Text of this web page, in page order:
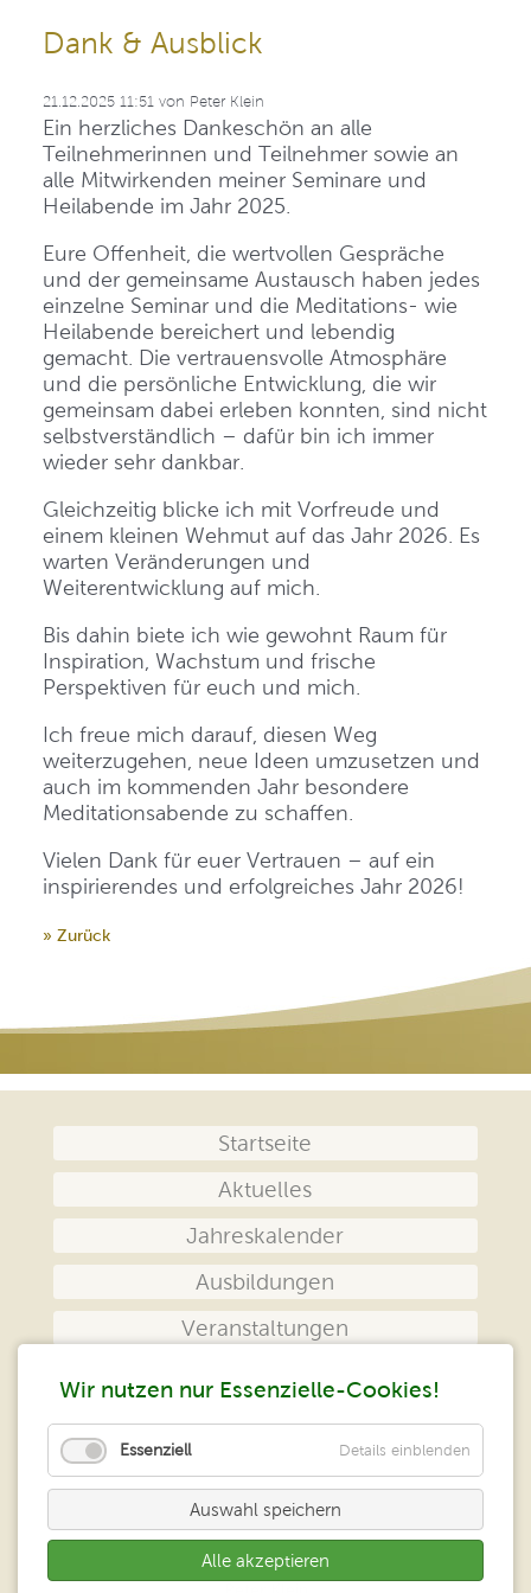
Dank & Ausblick
21.12.2025 11:51 von Peter Klein
Ein herzliches Dankeschön an alle
Teilnehmerinnen und Teilnehmer sowie an
alle Mitwirkenden meiner Seminare und
Heilabende im Jahr 2025.
Eure Offenheit, die wertvollen Gespräche
und der gemeinsame Austausch haben jedes
einzelne Seminar und die Meditations- wie
Heilabende bereichert und lebendig
gemacht. Die vertrauensvolle Atmosphäre
und die persönliche Entwicklung, die wir
gemeinsam dabei erleben konnten, sind nicht
selbstverständlich – dafür bin ich immer
wieder sehr dankbar.
Gleichzeitig blicke ich mit Vorfreude und
einem kleinen Wehmut auf das Jahr 2026. Es
warten Veränderungen und
Weiterentwicklung auf mich.
Bis dahin biete ich wie gewohnt Raum für
Inspiration, Wachstum und frische
Perspektiven für euch und mich.
Ich freue mich darauf, diesen Weg
weiterzugehen, neue Ideen umzusetzen und
auch im kommenden Jahr besondere
Meditationsabende zu schaffen.
Vielen Dank für euer Vertrauen – auf ein
inspirierendes und erfolgreiches Jahr 2026!
» Zurück
überspringen
Startseite
Aktuelles
Jahreskalender
Ausbildungen
Veranstaltungen
Kontakt
Datenschutz
Wir nutzen nur Essenzielle-Cookies!
Essenziell Details einblenden
Auswahl speichern
Alle akzeptieren